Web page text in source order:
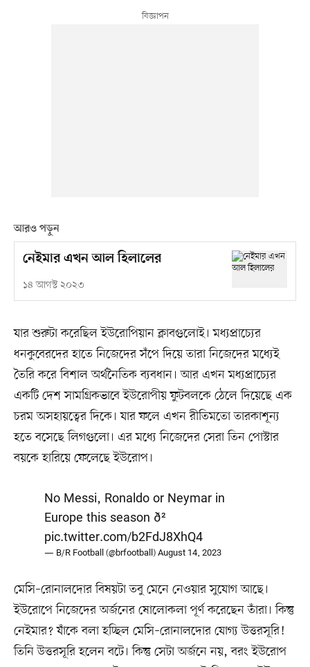
আরও পড়ুন
নেইমার এখন আল হিলালের
১৪ আগস্ট ২০২৩
যার শুরুটা করেছিল ইউরোপিয়ান ক্লাবগুলোই। মধ্যপ্রাচ্যের
ধনকুবেরদের হাতে নিজেদের সঁপে দিয়ে তারা নিজেদের মধ্যেই
তৈরি করে বিশাল অর্থনৈতিক ব্যবধান। আর এখন মধ্যপ্রাচ্যের
একটি দেশ সামগ্রিকভাবে ইউরোপীয় ফুটবলকে ঠেলে দিয়েছে এক
চরম অসহায়ত্বের দিকে। যার ফলে এখন রীতিমতো তারকাশূন্য
হতে বসেছে লিগগুলো। এর মধ্যে নিজেদের সেরা তিন পোস্টার
বয়কে হারিয়ে ফেলেছে ইউরোপ।
No Messi, Ronaldo or Neymar in
Europe this season ð²
pic.twitter.com/b2FdJ8XhQ4
— B/R Football (@brfootball)August 14, 2023
মেসি–রোনালদোর বিষয়টা তবু মেনে নেওয়ার সুযোগ আছে।
ইউরোপে নিজেদের অর্জনের ষোলোকলা পূর্ণ করেছেন তাঁরা। কিন্তু
নেইমার? যাঁকে বলা হচ্ছিল মেসি–রোনালদোর যোগ্য উত্তরসূরি!
তিনি উত্তরসূরি হলেন বটে। কিন্তু সেটা অর্জনে নয়, বরং ইউরোপ